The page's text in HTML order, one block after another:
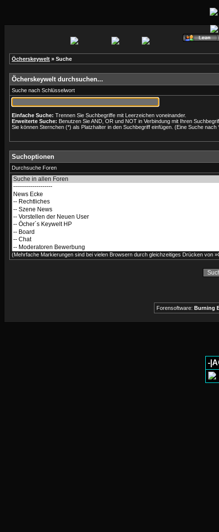
Öcherskeywelt » Suche
Öcherskeywelt durchsuchen...
Suche nach Schlüsselwort
Einfache Suche: Trennen Sie Suchbegriffe mit Leerzeichen voneinander.
Erweiterte Suche: Benutzen Sie AND, OR und NOT in Verbindung mit Ihren
Sie können Sternchen (*) als Platzhalter in den Suchbegriff einfügen. (Eine Suche
Suchoptionen
Durchsuche Foren
(Mehrfache Markierungen sind bei vielen Browsern durch gleichzeitiges Drücken von
Forensoftware: Burning
-